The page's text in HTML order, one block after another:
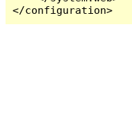
</configuration>